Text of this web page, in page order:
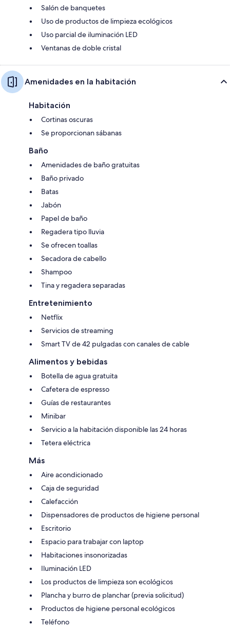
Salón de banquetes
Uso de productos de limpieza ecológicos
Uso parcial de iluminación LED
Ventanas de doble cristal
Amenidades en la habitación
Habitación
Cortinas oscuras
Se proporcionan sábanas
Baño
Amenidades de baño gratuitas
Baño privado
Batas
Jabón
Papel de baño
Regadera tipo lluvia
Se ofrecen toallas
Secadora de cabello
Shampoo
Tina y regadera separadas
Entretenimiento
Netflix
Servicios de streaming
Smart TV de 42 pulgadas con canales de cable
Alimentos y bebidas
Botella de agua gratuita
Cafetera de espresso
Guías de restaurantes
Minibar
Servicio a la habitación disponible las 24 horas
Tetera eléctrica
Más
Aire acondicionado
Caja de seguridad
Calefacción
Dispensadores de productos de higiene personal
Escritorio
Espacio para trabajar con laptop
Habitaciones insonorizadas
Iluminación LED
Los productos de limpieza son ecológicos
Plancha y burro de planchar (previa solicitud)
Productos de higiene personal ecológicos
Teléfono